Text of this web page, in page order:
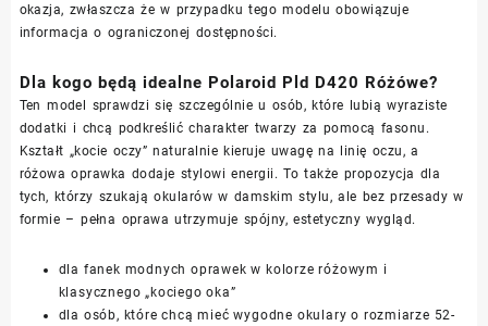
okazja, zwłaszcza że w przypadku tego modelu obowiązuje
informacja o ograniczonej dostępności.
Dla kogo będą idealne Polaroid Pld D420 Różówe?
Ten model sprawdzi się szczególnie u osób, które lubią wyraziste
dodatki i chcą podkreślić charakter twarzy za pomocą fasonu.
Kształt „kocie oczy” naturalnie kieruje uwagę na linię oczu, a
różowa oprawka dodaje stylowi energii. To także propozycja dla
tych, którzy szukają okularów w damskim stylu, ale bez przesady w
formie – pełna oprawa utrzymuje spójny, estetyczny wygląd.
dla fanek modnych oprawek w kolorze różowym i
klasycznego „kociego oka”
dla osób, które chcą mieć wygodne okulary o rozmiarze 52-